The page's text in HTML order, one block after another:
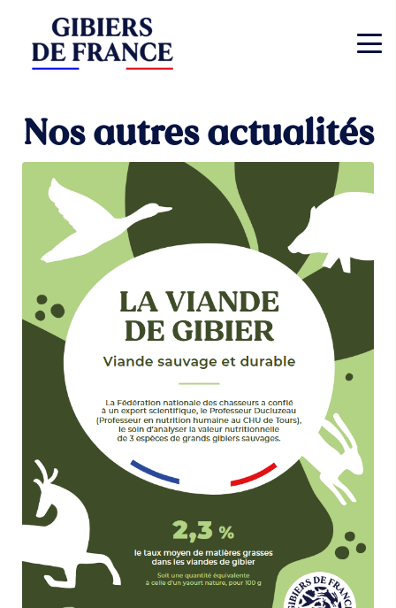
Nos autres actualités